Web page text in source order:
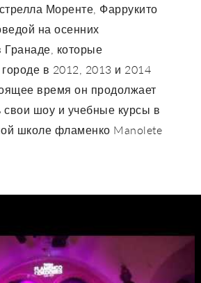
Моренте, Фаррукито
на осенних
Гранаде, которые
в 2012, 2013 и 2014
время он продолжает
свои шоу и учебные курсы в
школе фламенко Manolete